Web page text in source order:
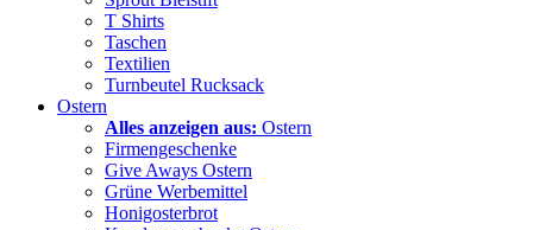
T Shirts
Taschen
Textilien
Turnbeutel Rucksack
Ostern
Alles anzeigen aus: Ostern
Firmengeschenke
Give Aways Ostern
Grüne Werbemittel
Honigosterbrot